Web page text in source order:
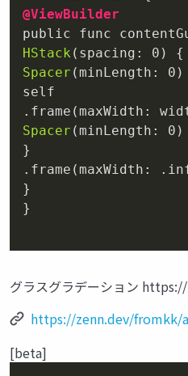
@ViewBuilder
public func
HStack (spacing: 0
Spacer (minLength: 0 )
.frame
Spacer (minLength: 0 )
.frame (maxWidth:
}
}
グラスグラデーション
https://zenn.dev/fromkk/
[beta]